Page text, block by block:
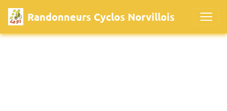
Randonneurs Cyclos Norvillois